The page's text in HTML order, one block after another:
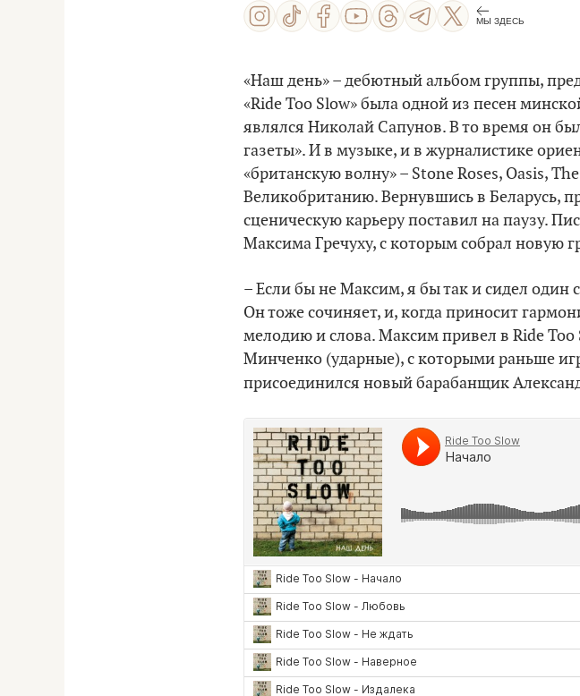
МЫ ЗДЕСЬ
«Наш день» – дебютный альбом группы,
«Ride Too Slow» была одной из песен
являлся Николай Сапунов. В то время он
газеты». И в музыке, и в журналистике
«британскую волну» – Stone Roses, Oasis,
Великобританию. Вернувшись в Беларусь,
сценическую карьеру поставил на паузу.
Максима Гречуху, с которым собрал новую
– Если бы не Максим, я бы так и сидел один
Он тоже сочиняет, и, когда приносит
мелодию и слова. Максим привел в Ride
Минченко (ударные), с которыми раньше
присоединился новый барабанщик